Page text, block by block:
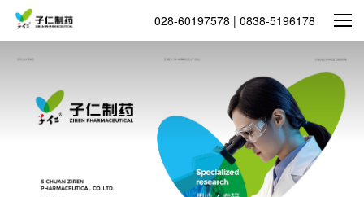
028-60197578 | 0838-5196178